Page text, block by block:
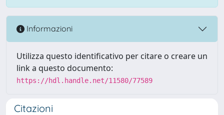
Informazioni
Utilizza questo identificativo per citare o creare un
link a questo documento:
https://hdl.handle.net/11580/77589
Citazioni